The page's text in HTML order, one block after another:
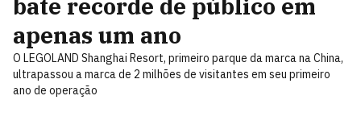
bate recorde de público em
apenas um ano
O LEGOLAND Shanghai Resort, primeiro parque da marca na China,
ultrapassou a marca de 2 milhões de visitantes em seu primeiro
ano de operação